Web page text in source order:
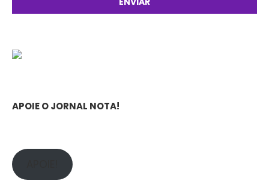
APOIE O JORNAL NOTA!